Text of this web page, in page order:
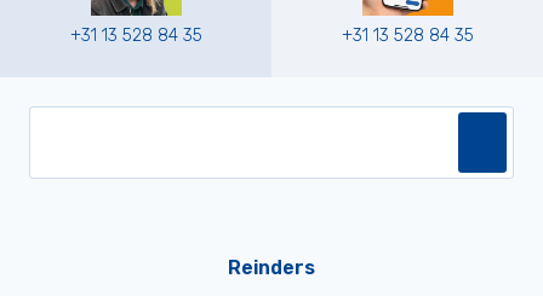
+31 13 528 84 35 +31 13 528 84 35
Reinders